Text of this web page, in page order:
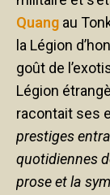
Quang au
la Légion
goût de
Légion
racontait ses
prestiges
quotidiennes
prose et la